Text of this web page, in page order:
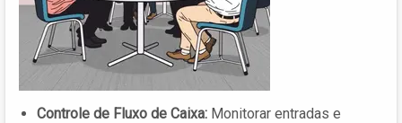
Controle de Fluxo de Caixa: Monitorar entradas e